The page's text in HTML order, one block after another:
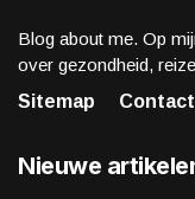
Blog about me. Op
over gezondheid,
Sitemap
Contact
Nieuwe